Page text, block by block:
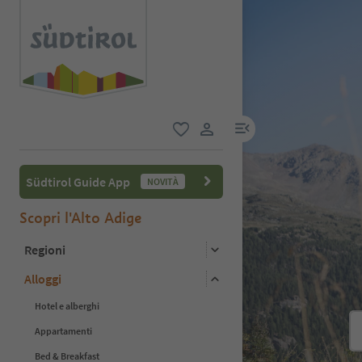
user link
menu link
Südtirol Guide App NOVITÀ
Scopri l'Alto Adige
Regioni
Alloggi
Hotel e alberghi
Appartamenti
Bed & Breakfast